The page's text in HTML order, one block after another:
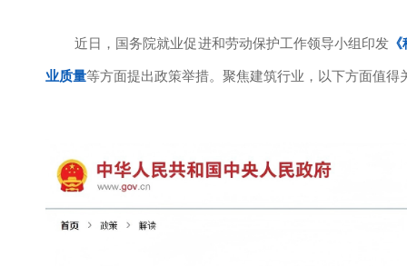
近日，国务院就业促进和劳动保护工作领导小组印发
业质量等方面提出政策举措。聚焦建筑行业，以下方面值得